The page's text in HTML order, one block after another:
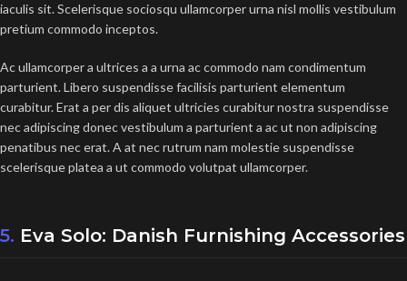
iaculis sit. Scelerisque sociosqu ullamcorper urna nisl mollis vestibulum
pretium commodo inceptos.
Ac ullamcorper a ultrices a a urna ac commodo nam condimentum
parturient. Libero suspendisse facilisis parturient elementum
curabitur. Erat a per dis aliquet ultricies curabitur nostra suspendisse
nec adipiscing donec vestibulum a parturient a ac ut non adipiscing
penatibus nec erat. A at nec rutrum nam molestie suspendisse
scelerisque platea a ut commodo volutpat ullamcorper.
5. Eva Solo: Danish Furnishing Accessories